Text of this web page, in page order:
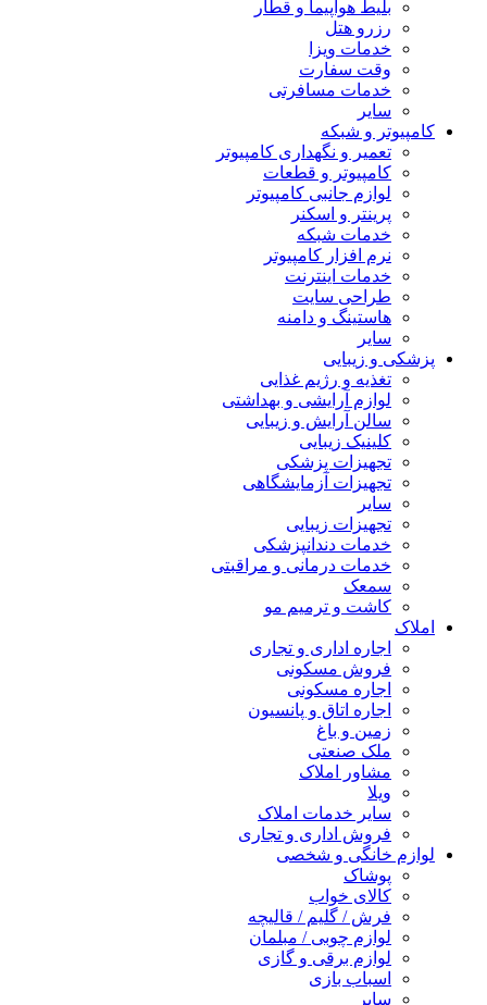
بلیط هواپیما و قطار
رزرو هتل
خدمات ویزا
وقت سفارت
خدمات مسافرتی
سایر
کامپیوتر و شبکه
تعمیر و نگهداری کامپیوتر
کامپیوتر و قطعات
لوازم جانبی کامپیوتر
پرینتر و اسکنر
خدمات شبکه
نرم افزار کامپیوتر
خدمات اینترنت
طراحی سایت
هاستینگ و دامنه
سایر
پزشکی و زیبایی
تغذیه و رژیم غذایی
لوازم آرایشی و بهداشتی
سالن آرایش و زیبایی
کلینیک زیبایی
تجهیزات پزشکی
تجهیزات آزمایشگاهی
سایر
تجهیزات زیبایی
خدمات دندانپزشکی
خدمات درمانی و مراقبتی
سمعک
کاشت و ترمیم مو
املاک
اجاره اداری و تجاری
فروش مسکونی
اجاره مسکونی
اجاره اتاق و پانسیون
زمین و باغ
ملک صنعتی
مشاور املاک
ویلا
سایر خدمات املاک
فروش اداری و تجاری
لوازم خانگی و شخصی
پوشاک
کالای خواب
فرش / گلیم / قالیچه
لوازم چوبی / مبلمان
لوازم برقی و گازی
اسباب بازی
سایر